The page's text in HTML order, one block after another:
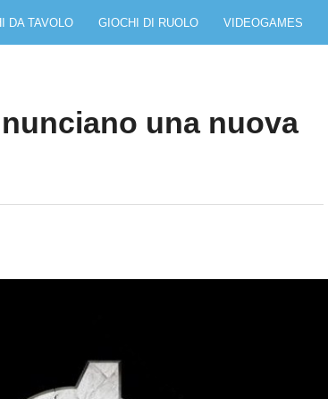
DA TAVOLO GIOCHI DI RUOLO VIDEOGAMES
una nuova